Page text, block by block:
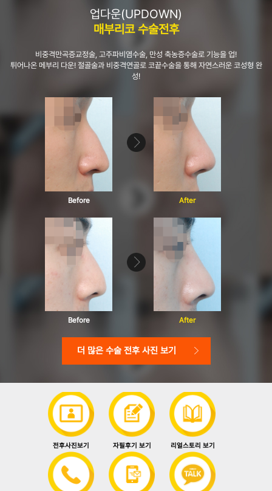
업다운(UPDOWN)
매부리코 수술전후
비중격만곡증교정술, 고주파비염수술, 만성 축농증수술로 기능을 업!
튀어나온 메부리 다운! 절골술과 비중격연골로 코끝수술을 통해 자연스러운 코성형 완
성!
Before After
Before After
더 많은 수술 전후 사진 보기
전후사진보기 자필후기 보기 리얼스토리 보기